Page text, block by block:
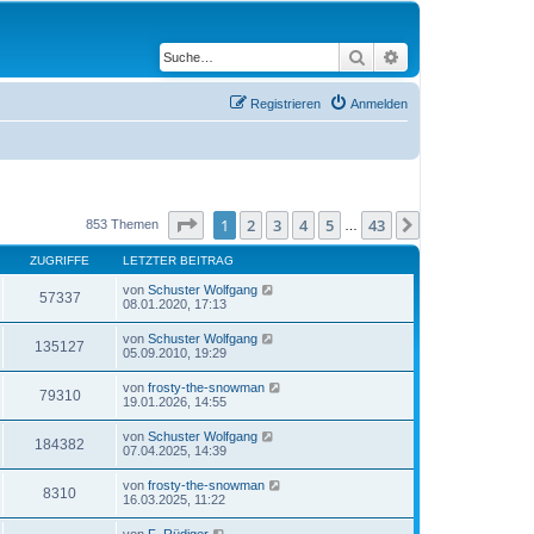
Suche
Anmelden
Registrieren
853 Themen Seite von43
1 2 3 4 5 43
ZUGRIFFE LETZTER BEITRAG
57337 von Schuster Wolfgang
08.01.2020, 17:13
135127 von Schuster Wolfgang
05.09.2010, 19:29
79310 von frosty-the-snowman
19.01.2026, 14:55
184382 von Schuster Wolfgang
07.04.2025, 14:39
8310 von frosty-the-snowman
16.03.2025, 11:22